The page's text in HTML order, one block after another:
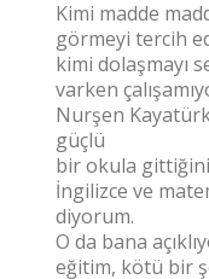
Kimi madde
görmeyi tercih
kimi dolaşmayı
varken
Nurşen
güçlü
bir okula gittiğini
İngilizce ve
diyorum.
O da bana
eğitim, kötü bir